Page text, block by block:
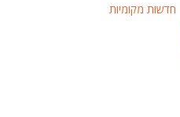
חדשות מקומיות